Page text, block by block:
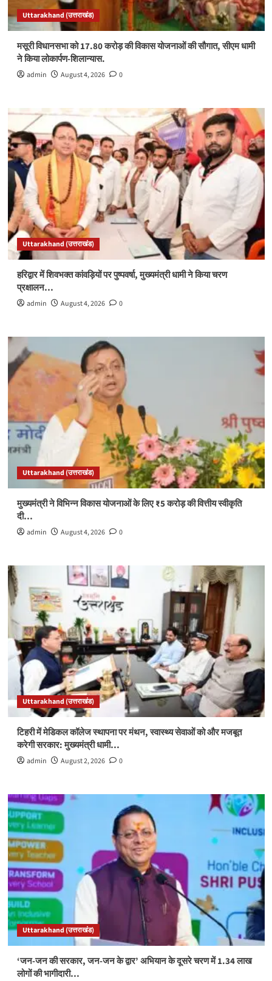
Uttarakhand (उत्तराखंड)
मसूरी विधानसभा को 17.80 करोड़ की विकास योजनाओं की सौगात, सीएम धामी
ने किया लोकार्पण-शिलान्यास.
admin August 4, 2026 0
Uttarakhand (उत्तराखंड)
हरिद्वार में शिवभक्त कांवड़ियों पर पुष्पवर्षा, मुख्यमंत्री धामी ने किया चरण
प्रक्षालन…
admin August 4, 2026 0
Uttarakhand (उत्तराखंड)
मुख्यमंत्री ने विभिन्न विकास योजनाओं के लिए ₹5 करोड़ की वित्तीय स्वीकृति
दी…
admin August 4, 2026 0
Uttarakhand (उत्तराखंड)
टिहरी में मेडिकल कॉलेज स्थापना पर मंथन, स्वास्थ्य सेवाओं को और मजबूत
करेगी सरकार: मुख्यमंत्री धामी…
admin August 2, 2026 0
Uttarakhand (उत्तराखंड)
‘जन-जन की सरकार, जन-जन के द्वार’ अभियान के दूसरे चरण में 1.34 लाख
लोगों की भागीदारी…